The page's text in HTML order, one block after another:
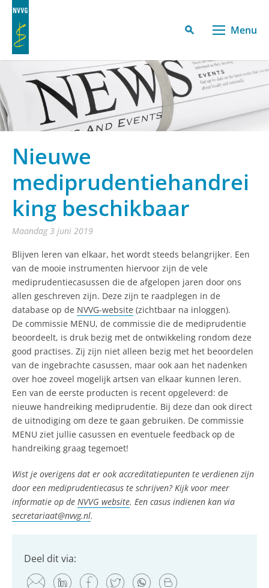
Menu
Nieuwe
mediprudentiehandrei
king beschikbaar
maandag 3 juni 2019
Blijven leren van elkaar, het wordt steeds belangrijker. Een
van de mooie instrumenten hiervoor zijn de vele
mediprudentiecasussen die de afgelopen jaren door ons
allen geschreven zijn. Deze zijn te raadplegen in de
database op de NVVG-website (zichtbaar na inloggen).
De commissie MENU, de commissie die de mediprudentie
beoordeelt, is druk bezig met de ontwikkeling rondom deze
good practises. Zij zijn niet alleen bezig met het beoordelen
van de ingebrachte casussen, maar ook aan het nadenken
over hoe zoveel mogelijk artsen van elkaar kunnen leren.
Een van de eerste producten is recent opgeleverd: de
nieuwe handreiking mediprudentie. Bij deze dan ook direct
de uitnodiging om deze te gaan gebruiken. De commissie
MENU ziet jullie casussen en eventuele feedback op de
handreiking graag tegemoet!
Wist je overigens dat er ook accreditatiepunten te verdienen zijn
door een mediprudentiecasus te schrijven? Kijk voor meer
informatie op de NVVG website. Een casus indienen kan via
secretariaat@nvvg.nl.
Deel dit via: